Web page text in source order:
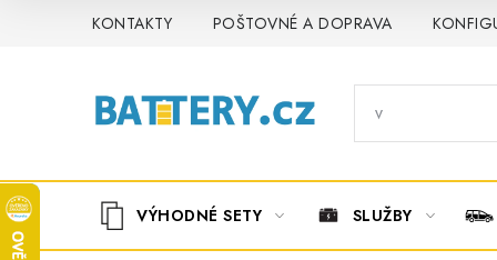
KONTAKTY POŠTOVNÉ A DOPRAVA
VÝHODNÉ SETY SLUŽBY